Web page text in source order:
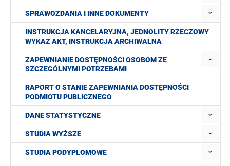
SPRAWOZDANIA I INNE DOKUMENTY
INSTRUKCJA KANCELARYJNA, JEDNOLITY RZECZOWY
WYKAZ AKT, INSTRUKCJA ARCHIWALNA
ZAPEWNIANIE DOSTĘPNOŚCI OSOBOM ZE
SZCZEGÓLNYMI POTRZEBAMI
RAPORT O STANIE ZAPEWNIANIA DOSTĘPNOŚCI
PODMIOTU PUBLICZNEGO
DANE STATYSTYCZNE
STUDIA WYŻSZE
STUDIA PODYPLOMOWE